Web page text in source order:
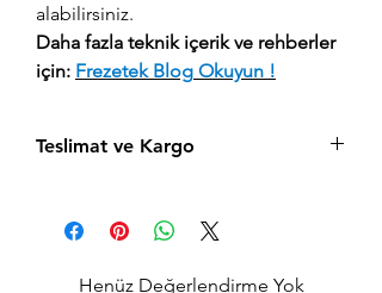
alabilirsiniz.
Daha fazla teknik içerik ve rehberler
için: Frezetek Blog Okuyun !
Teslimat ve Kargo
siparişler aynı gün içerisinde kargolanır.
Acil siparişlerinizde, İstanbul Avrupa
Henüz Değerlendirme Yok